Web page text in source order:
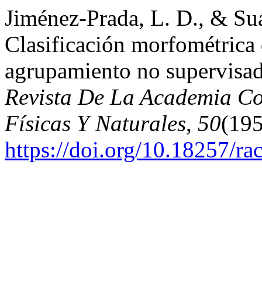
Jiménez-Prada, L. D., &
Clasificación morfométrica
agrupamiento no
Revista De La Academia
Físicas Y Naturales, 50
https://doi.org/10.18257/